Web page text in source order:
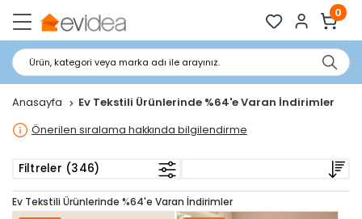
0
Ürün, kategori veya marka adı ile arayınız.
Anasayfa Ev Tekstili Ürünlerinde %64'e Varan İndirimler
Önerilen sıralama hakkında bilgilendirme
Filtreler (346)
Ev Tekstili Ürünlerinde %64'e Varan İndirimler